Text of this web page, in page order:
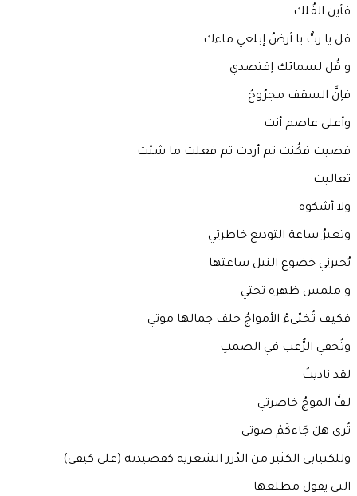
فأين الفُلك
قل يا ربُّ يا أرضُ إبلعي ماءك
و قُل لسمائك إقتصدي
فإنَّ السقف مجرُوحُ
وأعلى عاصم أنت
قضيت فكُنت ثم أردت ثم فعلت ما شئت
تعاليت
ولا أشكوه
وتعبرُ ساعة التوديع خاطرتي
يُحيرني خضوع النيل ساعتها
و ملمس ظهره تحتي
فكيف تُخبّىءُ الأمواجُ خلف جمالها موتي
وتُخفي الرُّعب في الصمتِ
لقد ناديتُ
لفَّ الموجُ خاصرتي
تُرى هلْ جَاءكَمْ صوتي
وللكتيابي الكثير من الدُرر الشعرية كقصيدته (على كيفي)
التي يقول مطلعها